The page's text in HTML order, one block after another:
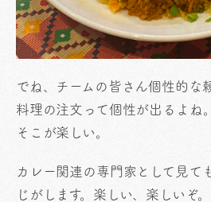
でね、チームの皆さん個性的な
料理の注文って個性が出るよね
そこが楽しい。
カレー関連の専門家として見て
じがします。楽しい、楽しいぞ。